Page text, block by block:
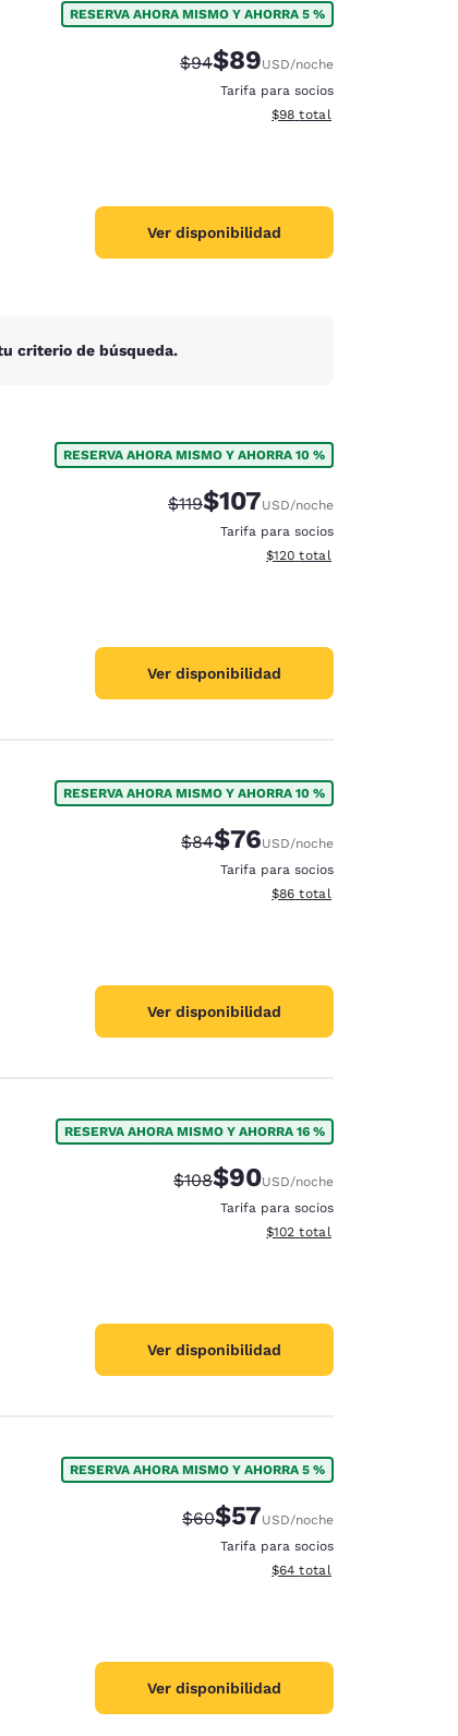
RESERVA AHORA MISMO Y AHORRA 5 %
Tarifa tachada:
$94Tarifa reducida:
$89USD/noche
Tarifa para socios
Ver detalles totales
$98 total
Ver disponibilidad
criterio de búsqueda.
RESERVA AHORA MISMO Y AHORRA 10 %
Tarifa tachada:
$119Tarifa reducida:
$107USD/noche
Tarifa para socios
Ver detalles totales
$120 total
Ver disponibilidad
RESERVA AHORA MISMO Y AHORRA 10 %
Tarifa tachada:
$84Tarifa reducida:
$76USD/noche
Tarifa para socios
Ver detalles totales
$86 total
Ver disponibilidad
RESERVA AHORA MISMO Y AHORRA 16 %
Tarifa tachada:
$108Tarifa reducida:
$90USD/noche
Tarifa para socios
Ver detalles totales
$102 total
Ver disponibilidad
RESERVA AHORA MISMO Y AHORRA 5 %
Tarifa tachada:
$60Tarifa reducida:
$57USD/noche
Tarifa para socios
Ver detalles totales
$64 total
Ver disponibilidad